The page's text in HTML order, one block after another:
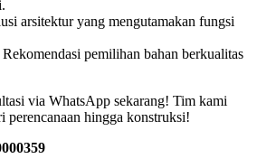
arsitektur yang mengutamakan fungsi
Rekomendasi pemilihan bahan berkualitas
via WhatsApp sekarang! Tim kami
perencanaan hingga konstruksi!